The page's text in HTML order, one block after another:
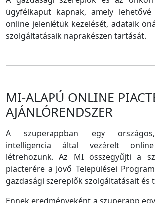
ügyfélkaput kapnak, amely
online jelenlétük kezelését, adataik
szolgáltatásaik naprakészen tartását.
MI-ALAPÚ ONLINE
AJÁNLÓRENDSZER
A szuperappban egy
intelligencia által vezérelt
létrehozunk. Az MI összegyűjti a
piacterére a Jövő Települései
gazdasági szereplők szolgáltatásait és
Ennek eredményeként a szuperapp